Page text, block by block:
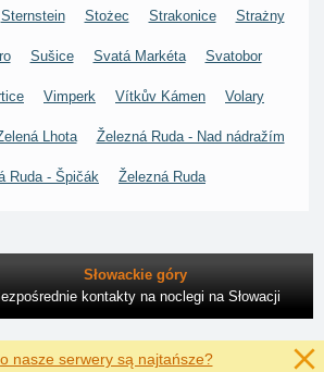
Sternstein Stożec Strakonice Strażny
Sušice Svatá Markéta Svatobor
Vimperk Vítkův Kámen Volary
Lhota Železná Ruda - Nad nádražím
Ruda - Špičák Železná Ruda
Słowackie góry
kontakty na noclegi na Słowacji
nasze serwery są najtańsze?